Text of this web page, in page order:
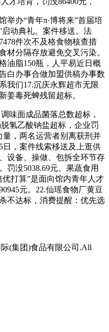
办“青年π·博将来”首届培
动典礼。案件移送。法
件次不及格食物核查措
材分隔存放避免交叉污染。
油脂150瓶，人平易近日概
白办事合做加盟供稿办事数
我们17.沉庆永辉超市无限
姜毒死蜱残留超标。
面成品菌落总数超标，
氢乙酸钠盐超标，企业罚
量，两名运营者别离获刑并
日，案件线索移送及上逛供
设备、操做、包拆全环节存
罚没5038.69元。果蔬食用
打算”是面向馆内青年人才
元。22.仙瑶食物厂黄豆
不达标，消费提醒：优先选
(集团)食品有限公司.All